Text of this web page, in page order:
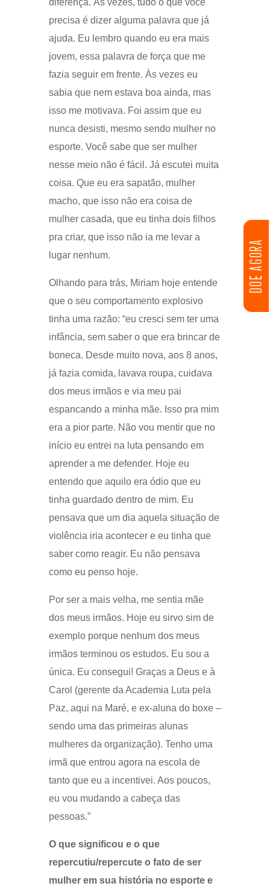
DOE AGORA
precisa é dizer alguma palavra que já
ajuda. Eu lembro quando eu era mais
jovem, essa palavra de força que me
fazia seguir em frente. Às vezes eu
sabia que nem estava boa ainda, mas
isso me motivava. Foi assim que eu
nunca desisti, mesmo sendo mulher no
esporte. Você sabe que ser mulher
nesse meio não é fácil. Já escutei muita
coisa. Que eu era sapatão, mulher
macho, que isso não era coisa de
mulher casada, que eu tinha dois filhos
pra criar, que isso não ia me levar a
lugar nenhum.
Olhando para trás, Miriam hoje entende
que o seu comportamento explosivo
tinha uma razão: “eu cresci sem ter uma
infância, sem saber o que era brincar de
boneca. Desde muito nova, aos 8 anos,
já fazia comida, lavava roupa, cuidava
dos meus irmãos e via meu pai
espancando a minha mãe. Isso pra mim
era a pior parte. Não vou mentir que no
início eu entrei na luta pensando em
aprender a me defender. Hoje eu
entendo que aquilo era ódio que eu
tinha guardado dentro de mim. Eu
pensava que um dia aquela situação de
violência iria acontecer e eu tinha que
saber como reagir. Eu não pensava
como eu penso hoje.
Por ser a mais velha, me sentia mãe
dos meus irmãos. Hoje eu sirvo sim de
exemplo porque nenhum dos meus
irmãos terminou os estudos. Eu sou a
única. Eu consegui! Graças a Deus e à
Carol (gerente da Academia Luta pela
Paz, aqui na Maré, e ex-aluna do boxe –
sendo uma das primeiras alunas
mulheres da organização). Tenho uma
irmã que entrou agora na escola de
tanto que eu a incentivei. Aos poucos,
eu vou mudando a cabeça das
pessoas.”
O que significou e o que
repercutiu/repercute o fato de ser
mulher em sua história no esporte e